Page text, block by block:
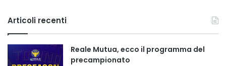
c
p
Articoli recenti
Reale Mutua, ecco il programma del
precampionato